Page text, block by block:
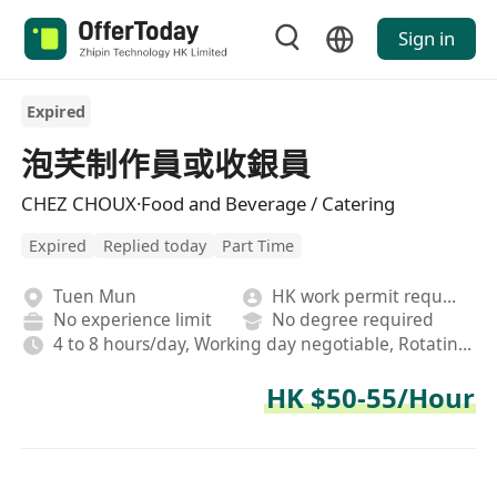
Sign in
Expired
泡芺制作員或收銀員
CHEZ CHOUX·Food and Beverage / Catering
Expired Replied today Part Time
Tuen Mun
HK work permit required
No experience limit
No degree required
4 to 8 hours/day, Working day negotiable, Rotating shifts
HK $50-55/Hour